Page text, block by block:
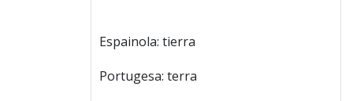
Espainola: tierra
Portugesa: terra